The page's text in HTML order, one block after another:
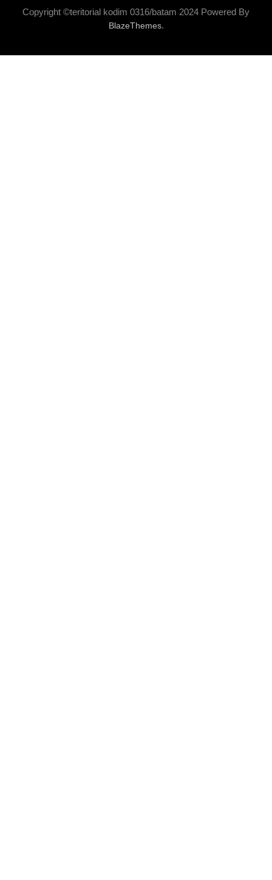
Copyright ©teritorial kodim 0316/batam 2024 Powered By
BlazeThemes.